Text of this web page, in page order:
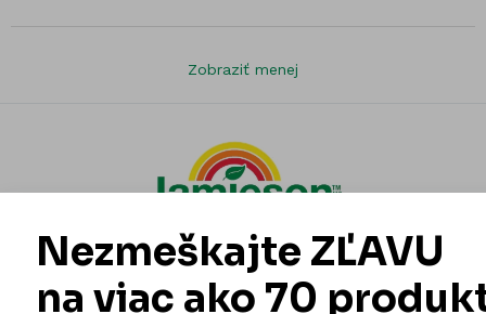
Zobraziť menej